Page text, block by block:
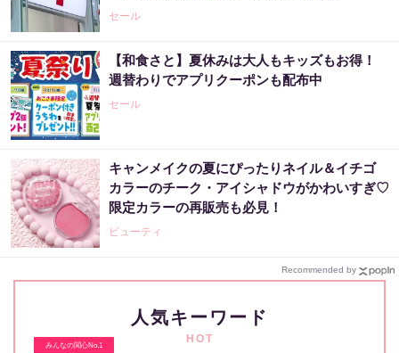
セール
【和食さと】夏休みは大人もキッズもお得！
週替わりでアプリクーポンも配布中
セール
キャンメイクの夏にぴったりネイル＆イチゴ
カラーのチーク・アイシャドウがかわいすぎ♡
限定カラーの再販売も必見！
ビューティ
Recommended by
人気キーワード
HOT
みんなの関心No.1